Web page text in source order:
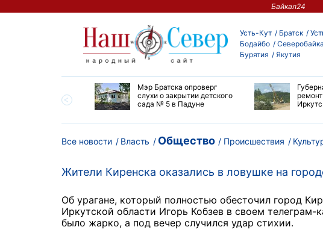
Байкал24
Усть-Кут Братск
Бодайбо
Бурятия
Якутия
Мэр Братска опроверг
слухи о закрытии детского
сада № 5 в Падуне
Все новости Власть Общество Происшествия
Жители Киренска оказались в ловушке на
Об урагане, который полностью обесточил город
Иркутской области Игорь Кобзев в своем телеграм-
было жарко, а под вечер случился удар стихии.